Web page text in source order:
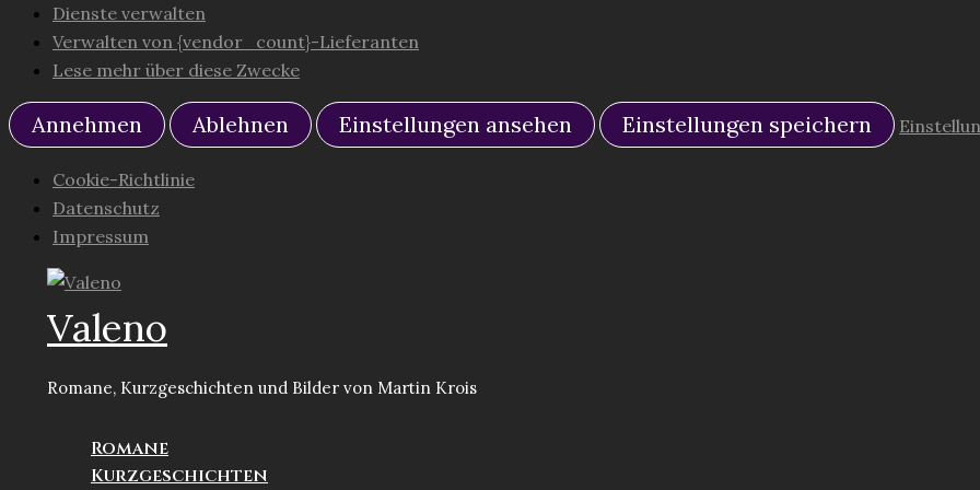
Dienste verwalten
Verwalten von {vendor_count}-Lieferanten
Lese mehr über diese Zwecke
Annehmen Ablehnen Einstellungen ansehen Einstellungen speichern
Cookie-Richtlinie
Datenschutz
Impressum
springen
Valeno
Romane, Kurzgeschichten und Bilder von Martin Krois
Romane
Kurzgeschichten